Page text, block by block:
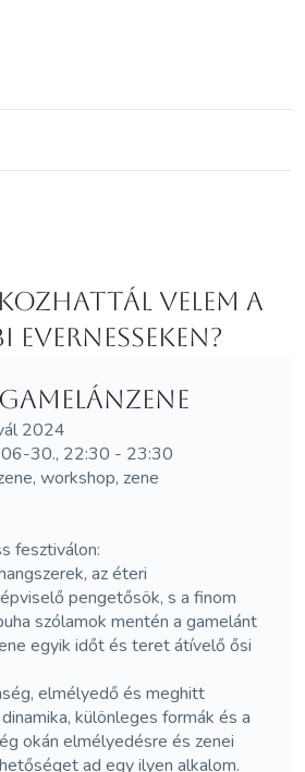
velem a
Evernesseken?
2024
30., 22:30 - 23:30
workshop, zene
fesztiválon:
az éteri
pengetősök, s a finom
szólamok mentén a gamelánt
egyik időt és teret átívelő ősi
elmélyedő és meghitt
különleges formák és a
okán elmélyedésre és zenei
ad egy ilyen alkalom.